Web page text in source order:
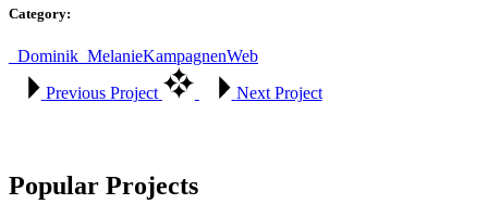
Category:
_Dominik _MelanieKampagnenWeb
Previous Project Next Project
Popular Projects